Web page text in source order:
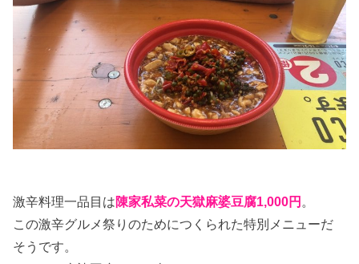
激辛料理一品目は陳家私菜の天獄麻婆豆腐1,000円 。
この激辛グルメ祭りのためにつくられた特別メニューだ
そうです。